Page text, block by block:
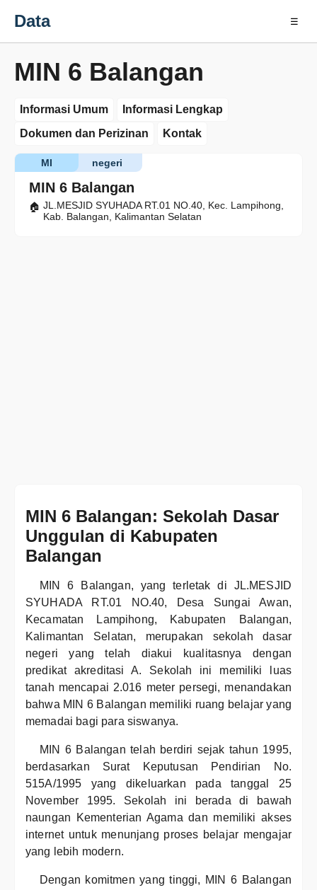
Data ☰
MIN 6 Balangan
Informasi Umum
Informasi Lengkap
Dokumen dan Perizinan
Kontak
MIN 6 Balangan
negeri
MI
JL.MESJID SYUHADA RT.01 NO.40, Kec. Lampihong,
Kab. Balangan, Kalimantan Selatan
MIN 6 Balangan: Sekolah Dasar
Unggulan di Kabupaten
Balangan
MIN 6 Balangan, yang terletak di JL.MESJID
SYUHADA RT.01 NO.40, Desa Sungai Awan,
Kecamatan Lampihong, Kabupaten Balangan,
Kalimantan Selatan, merupakan sekolah dasar
negeri yang telah diakui kualitasnya dengan
predikat akreditasi A. Sekolah ini memiliki luas
tanah mencapai 2.016 meter persegi, menandakan
bahwa MIN 6 Balangan memiliki ruang belajar yang
memadai bagi para siswanya.
MIN 6 Balangan telah berdiri sejak tahun 1995,
berdasarkan Surat Keputusan Pendirian No.
515A/1995 yang dikeluarkan pada tanggal 25
November 1995. Sekolah ini berada di bawah
naungan Kementerian Agama dan memiliki akses
internet untuk menunjang proses belajar mengajar
yang lebih modern.
Dengan komitmen yang tinggi, MIN 6 Balangan